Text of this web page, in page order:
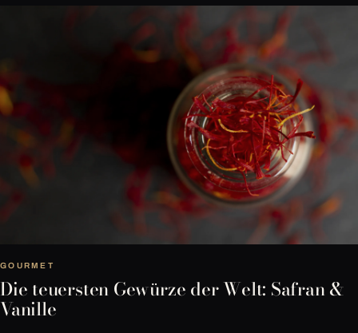
GOURMET
Die teuersten Gewürze der Welt: Safran &
Vanille